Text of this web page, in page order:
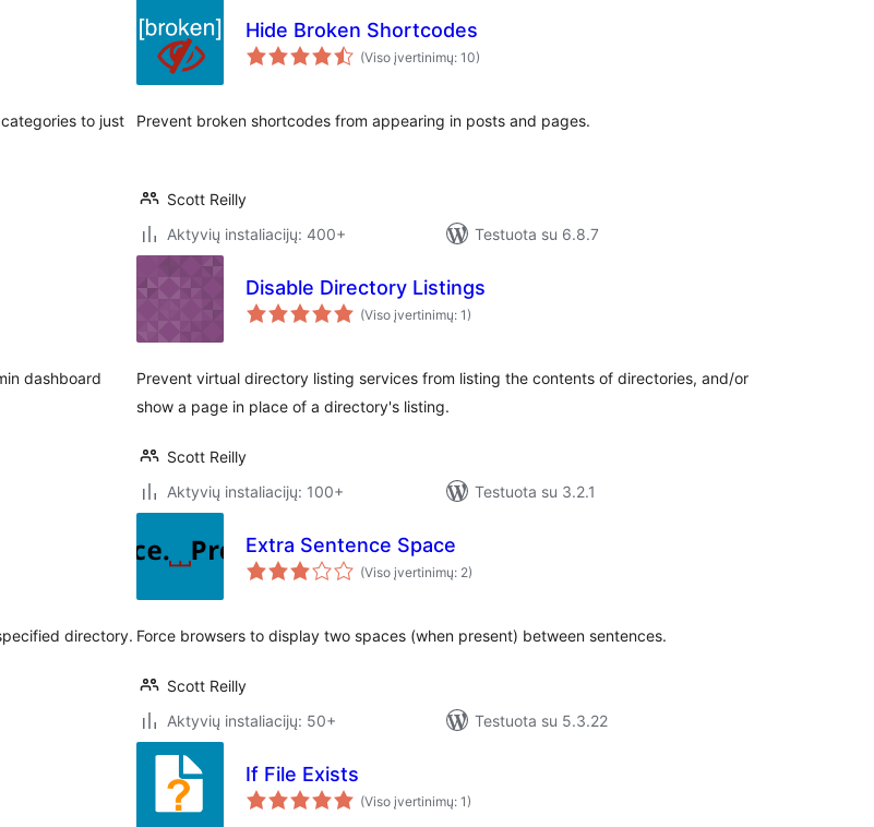
to just
Hide Broken Shortcodes
(Viso įvertinimų: 10)
Prevent broken shortcodes from appearing in posts and pages.
Scott Reilly
Aktyvių instaliacijų: 400+
Testuota su 6.8.7
dashboard
Disable Directory Listings
(Viso įvertinimų: 1)
Prevent virtual directory listing services from listing the contents of directories, and/or
show a page in place of a directory's listing.
Scott Reilly
Aktyvių instaliacijų: 100+
Testuota su 3.2.1
directory.
Extra Sentence Space
(Viso įvertinimų: 2)
Force browsers to display two spaces (when present) between sentences.
Scott Reilly
Aktyvių instaliacijų: 50+
Testuota su 5.3.22
If File Exists
(Viso įvertinimų: 1)